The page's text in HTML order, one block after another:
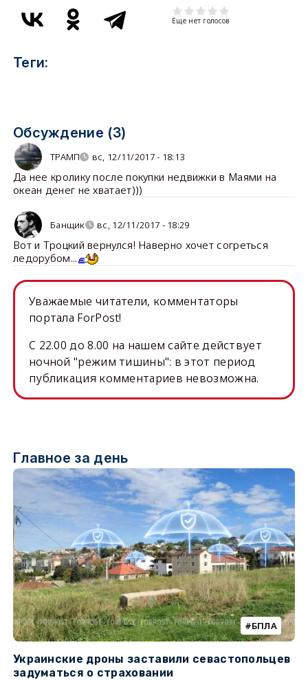
Еще нет голосов
Теги:
Обсуждение (3)
ТРАМП вс, 12/11/2017 - 18:13
Да нее кролику после покупки недвижки в Маями на
океан денег не хватает)))
Банщик вс, 12/11/2017 - 18:29
Вот и Троцкий вернулся! Наверно хочет согреться
ледорубом...
Уважаемые читатели, комментаторы
портала ForPost!
C 22.00 до 8.00 на нашем сайте действует
ночной "режим тишины": в этот период
публикация комментариев невозможна.
Главное за день
БПЛА
Украинские дроны заставили севастопольцев
задуматься о страховании